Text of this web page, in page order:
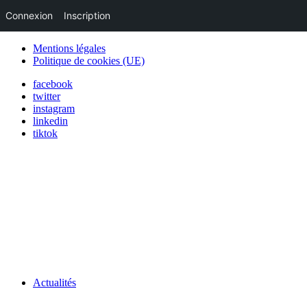
Mentions légales
Politique de cookies (UE)
facebook
twitter
instagram
linkedin
tiktok
Actualités
Connexion Inscription